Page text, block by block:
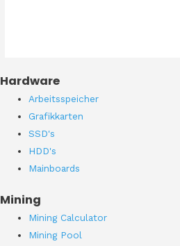
Hardware
Arbeitsspeicher
Grafikkarten
SSD's
HDD's
Mainboards
Mining
Mining Calculator
Mining Pool